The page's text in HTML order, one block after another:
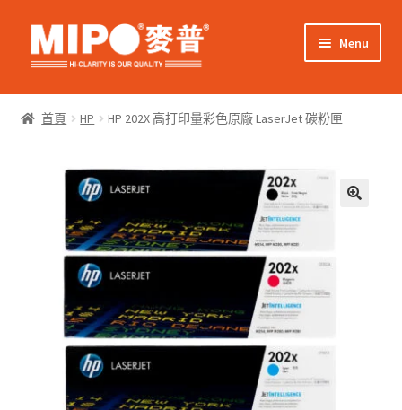
Skip
to
Skip
to
Menu
網上購物
零售客戶
Expand
child
商業客戶
我的帳戶
首頁 HP HP 202X 高打印量彩色原廠 LaserJet 碳粉匣